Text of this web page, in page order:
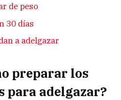
de peso
30 días
a adelgazar
preparar los
para adelgazar?